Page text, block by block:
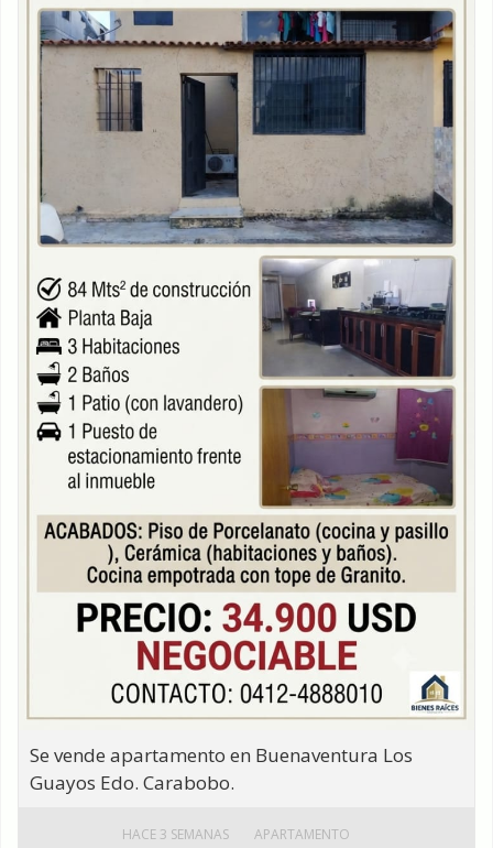
Se vende apartamento en Buenaventura Los
Guayos Edo. Carabobo.
HACE 3 SEMANAS APARTAMENTO